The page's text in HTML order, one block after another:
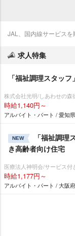
JAL、国内線サービス
求人特集
「福祉調理スタッ
株式会社光明/しあわせの森
時給1,140円～
アルバイト・パート / 愛知県
NEW
「福祉調
き高齢者向け住宅
医療法人神明会/サービス
時給1,177円～
アルバイト・パート / 大阪府